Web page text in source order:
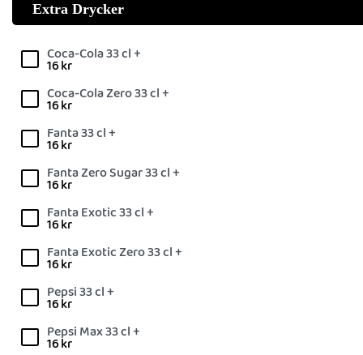
Extra Drycker
Coca-Cola 33 cl +
16kr
Coca-Cola Zero 33 cl +
16kr
Fanta 33 cl +
16kr
Fanta Zero Sugar 33 cl +
16kr
Fanta Exotic 33 cl +
16kr
Fanta Exotic Zero 33 cl +
16kr
Pepsi 33 cl +
16kr
Pepsi Max 33 cl +
16kr